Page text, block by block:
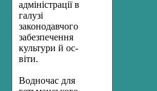
адміністрації в
галузі
законодавчого
забезпечення
культури й ос­
віти.
Водночас для